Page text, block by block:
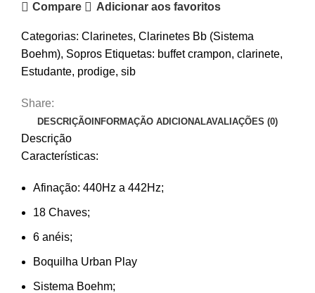
Compare Adicionar aos favoritos
Categorias: Clarinetes, Clarinetes Bb (Sistema
Boehm), Sopros Etiquetas: buffet crampon, clarinete,
Estudante, prodige, sib
Share:
DESCRIÇÃOINFORMAÇÃO ADICIONALAVALIAÇÕES (0)
Descrição
Características:
Afinação: 440Hz a 442Hz;
18 Chaves;
6 anéis;
Boquilha Urban Play
Sistema Boehm;